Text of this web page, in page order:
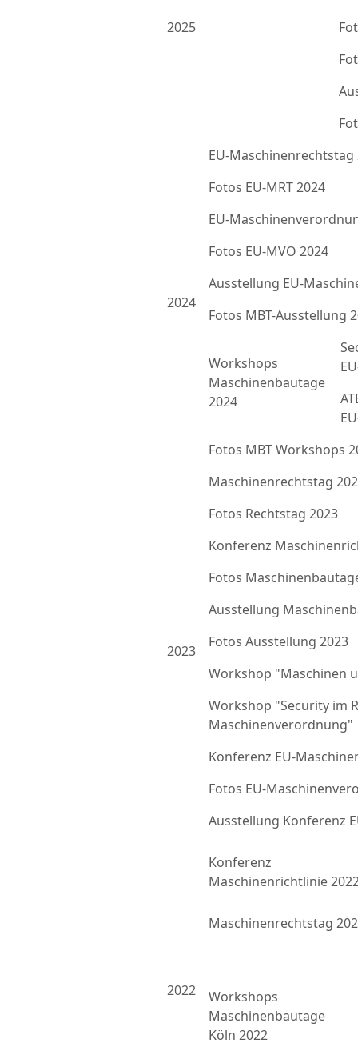
2025
2024
EU-Maschinenrechtstag
Fotos EU-MRT 2024
EU-
Fotos EU-MVO 2024
Ausstellung EU-
Fotos MBT-Ausstellung
Workshops
Maschinenbautage
2024
Fotos MBT Workshops
2023
Maschinenrechtstag
Fotos Rechtstag 2023
Konferenz
Fotos
Ausstellung
Fotos Ausstellung 2023
Workshop "Maschinen
Workshop "Security im
Maschinenverordnung"
Konferenz EU-
Fotos EU-
Ausstellung Konferenz
2022
Konferenz
Maschinenrichtlinie
Maschinenrechtstag
Workshops
Maschinenbautage
Köln 2022